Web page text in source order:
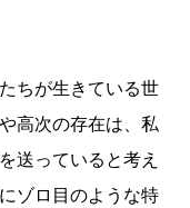
ちが生きている世
高次の存在は、私
送っていると考え
ゾロ目のような特